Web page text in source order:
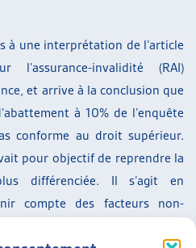
à une interprétation de l’article
invalidité (RAI)
et arrive à la conclusion que
à 10% de l’enquête
conforme au droit supérieur.
pour objectif de reprendre la
différenciée. Il s’agit en
compte des facteurs non-